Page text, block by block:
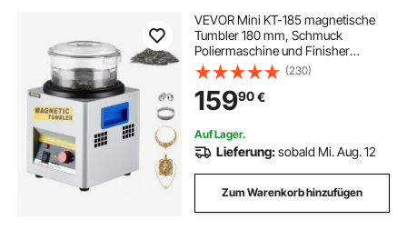
VEVOR Mini KT-185 magnetische
Tumbler 180 mm, Schmuck
Poliermaschine und Finisher
Maschine mit guter Zeitfunktion,
schneller
Verarbeitungsgeschwindigkeit für
Leichtmetall, Nichteisenmetalle,
2000 RPM
(230)
15990€
Auf Lager.
Lieferung:sobald Mi. Aug. 12
Zum Warenkorb hinzufügen